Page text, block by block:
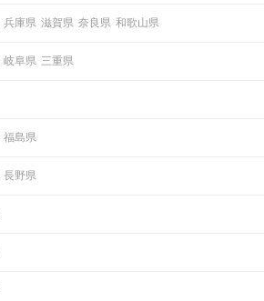
兵庫県 滋賀県 奈良県 和歌山県
岐阜県 三重県
福島県
長野県